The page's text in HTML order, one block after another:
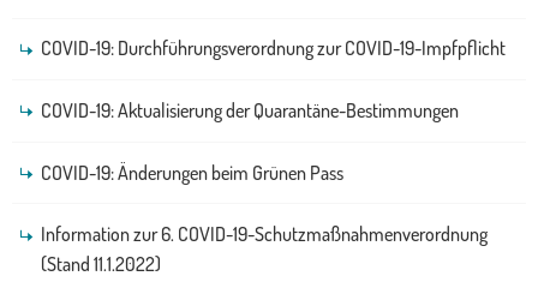
COVID-19: Durchführungsverordnung zur COVID-19-Impfpflicht
COVID-19: Aktualisierung der Quarantäne-Bestimmungen
COVID-19: Änderungen beim Grünen Pass
Information zur 6. COVID-19-Schutzmaßnahmenverordnung
(Stand 11.1.2022)